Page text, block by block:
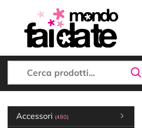
Accessori (480)